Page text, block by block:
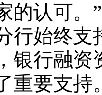
的认可。”
行始终支
银行融资
重要支持